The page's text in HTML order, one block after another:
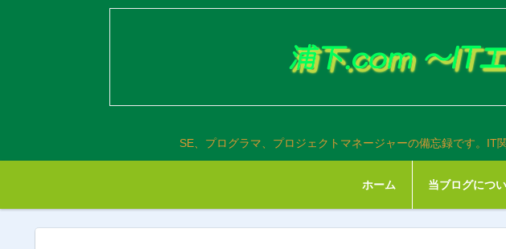
SE、プログラマ、プロジェクトマネージャーの備忘録です。IT
ホーム 当ブログにつ